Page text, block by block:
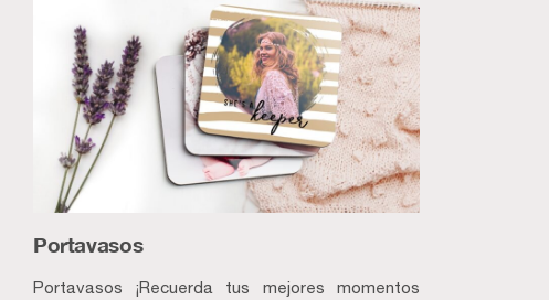
Portavasos
Portavasos ¡Recuerda tus mejores momentos